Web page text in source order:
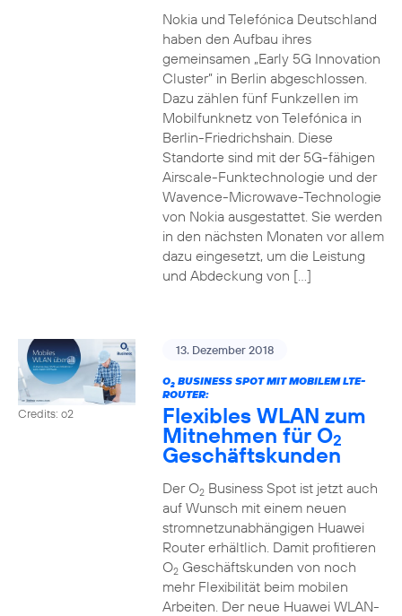
Nokia und Telefónica Deutschland
haben den Aufbau ihres
gemeinsamen „Early 5G Innovation
Cluster” in Berlin abgeschlossen.
Dazu zählen fünf Funkzellen im
Mobilfunknetz von Telefónica in
Berlin-Friedrichshain. Diese
Standorte sind mit der 5G-fähigen
Airscale-Funktechnologie und der
Wavence-Microwave-Technologie
von Nokia ausgestattet. Sie werden
in den nächsten Monaten vor allem
dazu eingesetzt, um die Leistung
und Abdeckung von […]
Credits: o2
13. Dezember 2018
O2BUSINESS SPOT MIT MOBILEM LTE-
ROUTER:
Flexibles WLAN zum
Mitnehmen für O2
Geschäftskunden
Der O2Business Spot ist jetzt auch
auf Wunsch mit einem neuen
stromnetzunabhängigen Huawei
Router erhältlich. Damit profitieren
O2Geschäftskunden von noch
mehr Flexibilität beim mobilen
Arbeiten. Der neue Huawei WLAN-